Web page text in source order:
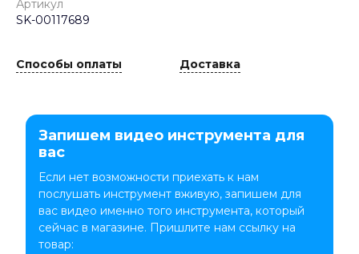
Артикул
SK-00117689
Способы оплаты Доставка
Запишем видео инструмента для
вас
Если нет возможности приехать к нам
послушать инструмент вживую, запишем для
вас видео именно того инструмента, который
сейчас в магазине. Пришлите нам ссылку на
товар: